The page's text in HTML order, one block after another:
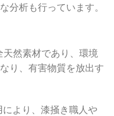
分析も行っています。
天然素材であり、環境
り、有害物質を放出す
により、漆掻き職人や